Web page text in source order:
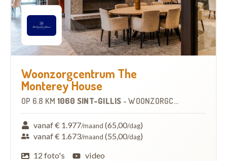
Woonzorgcentrum The
Monterey House
OP 6.8 KM 1060 SINT-GILLIS -WOONZORGCENTRUM (WZC)
vanaf € 1.977/maand (65,00/dag)
vanaf € 1.673/maand (55,00/dag)
12 foto's
video